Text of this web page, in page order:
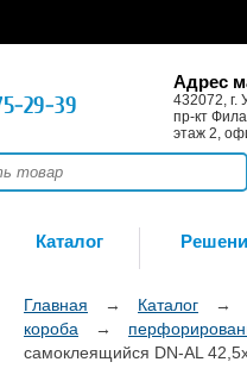
29-39
Адрес
432072, г.
пр-кт
этаж 2,
Каталог
Главная → Каталог
→
короба
→
самоклеящийся DN-AL